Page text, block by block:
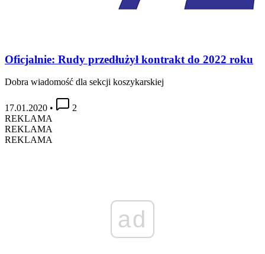
Oficjalnie: Rudy przedłużył kontrakt do 2022 roku
Dobra wiadomość dla sekcji koszykarskiej
17.01.2020 •
2
REKLAMA
REKLAMA
REKLAMA
ad